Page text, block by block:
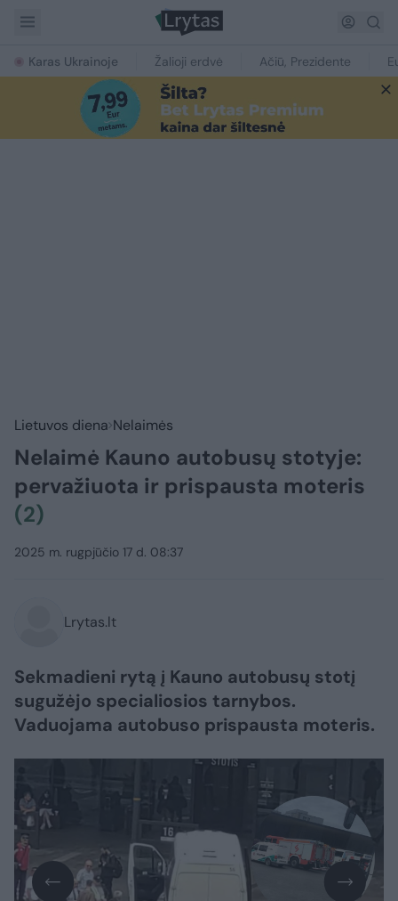
Karas Ukrainoje Žalioji erdvė Ačiū, Prezidente
Lietuvos diena Nelaimės
Nelaimė Kauno autobusų stotyje:
pervažiuota ir prispausta moteris
(2)
2025 m. rugpjūčio 17 d. 08:37
Lrytas.lt
Sekmadieni rytą į Kauno autobusų stotį
sugužėjo specialiosios tarnybos.
Vaduojama autobuso prispausta moteris.